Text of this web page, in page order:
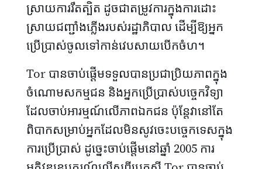
ស្រាយការរឹតត្បិត ដូចជាតម្រូវការក្នុងការដោះ
ស្រាយជញ្ជាំងភ្លើងរបស់រដ្ឋាភិបាល ដើម្បីឱ្យអ្នក
ប្រើប្រាស់ចូលទៅកាន់វេបសាយបើកចំហ។
Tor បានចាប់ផ្តើមទទួលបានប្រជាប្រិយភាពក្នុង
ចំណោមសកម្មជន និងអ្នកប្រើប្រាស់បច្ចេកវិទ្យា
ដែលចាប់អារម្មណ៍លើភាពឯកជន ប៉ុន្តែវានៅតែ
ពិបាកសម្រាប់អ្នកដែលមិនសូវចេះបច្ចេកទេសក្នុង
ការប្រើប្រាស់ ដូច្នេះចាប់ផ្តើមនៅឆ្នាំ 2005 ការ